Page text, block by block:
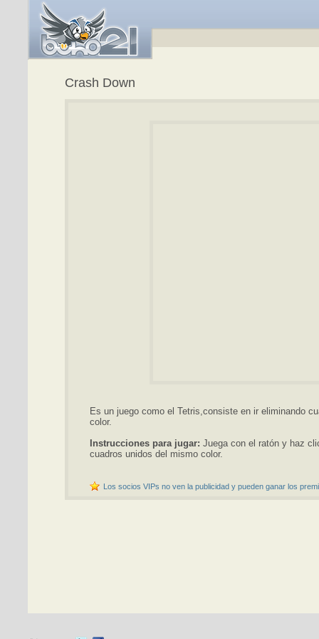
Crash Down
Es un juego como el Tetris,consiste en ir eliminando
color.
Instrucciones para jugar: Juega con el ratón y haz
cuadros unidos del mismo color.
Los socios VIPs no ven la publicidad y pueden ganar los